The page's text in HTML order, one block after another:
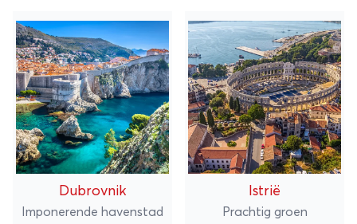
Dubrovnik
Imponerende havenstad
Istrië
Prachtig groen